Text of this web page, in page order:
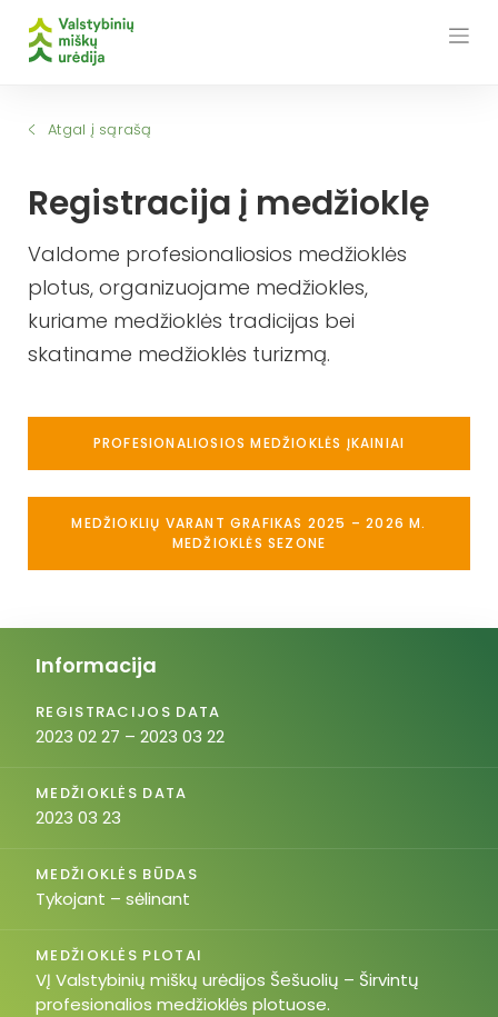
Atgal į sąrašą
Registracija į medžioklę
Valdome profesionaliosios medžioklės
plotus, organizuojame medžiokles,
kuriame medžioklės tradicijas bei
skatiname medžioklės turizmą.
PROFESIONALIOSIOS MEDŽIOKLĖS ĮKAINIAI
MEDŽIOKLIŲ VARANT GRAFIKAS 2025 – 2026 M.
MEDŽIOKLĖS SEZONE
Informacija
REGISTRACIJOS DATA
2023 02 27 – 2023 03 22
MEDŽIOKLĖS DATA
2023 03 23
MEDŽIOKLĖS BŪDAS
Tykojant – sėlinant
MEDŽIOKLĖS PLOTAI
VĮ Valstybinių miškų urėdijos Šešuolių – Širvintų
profesionalios medžioklės plotuose.